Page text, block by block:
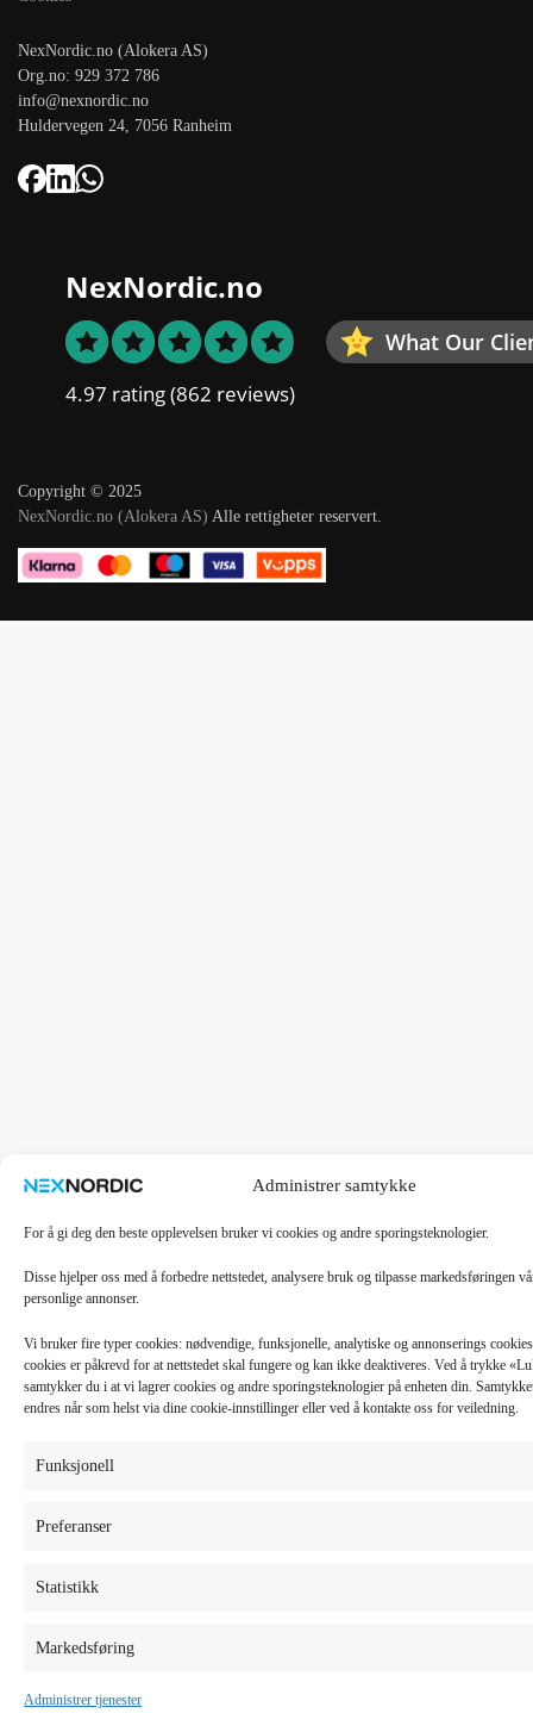
Administrer samtykke
For å gi deg den beste opplevelsen bruker vi cookies og andre sporingsteknologier.
Disse hjelper oss med å forbedre nettstedet, analysere bruk og tilpasse markedsføringen
personlige annonser.
Vi bruker fire typer cookies: nødvendige, funksjonelle, analytiske og annonserings
cookies er påkrevd for at nettstedet skal fungere og kan ikke deaktiveres. Ved å trykke
samtykker du i at vi lagrer cookies og andre sporingsteknologier på enheten din.
endres når som helst via dine cookie-innstillinger eller ved å kontakte oss for veiledning.
Funksjonell
Preferanser
Statistikk
Markedsføring
Administrer tjenester
NexNordic.no (Alokera AS)
Org.no: 929 372 786
info@nexnordic.no
Huldervegen 24, 7056 Ranheim
NexNordic.no
What Our
4.97 rating(862 reviews)
Copyright © 2025
NexNordic.no (Alokera AS) Alle rettigheter reservert.